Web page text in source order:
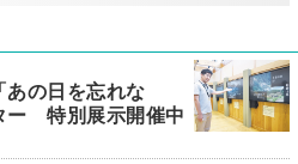
の日を忘れな
ー 特別展示開催中